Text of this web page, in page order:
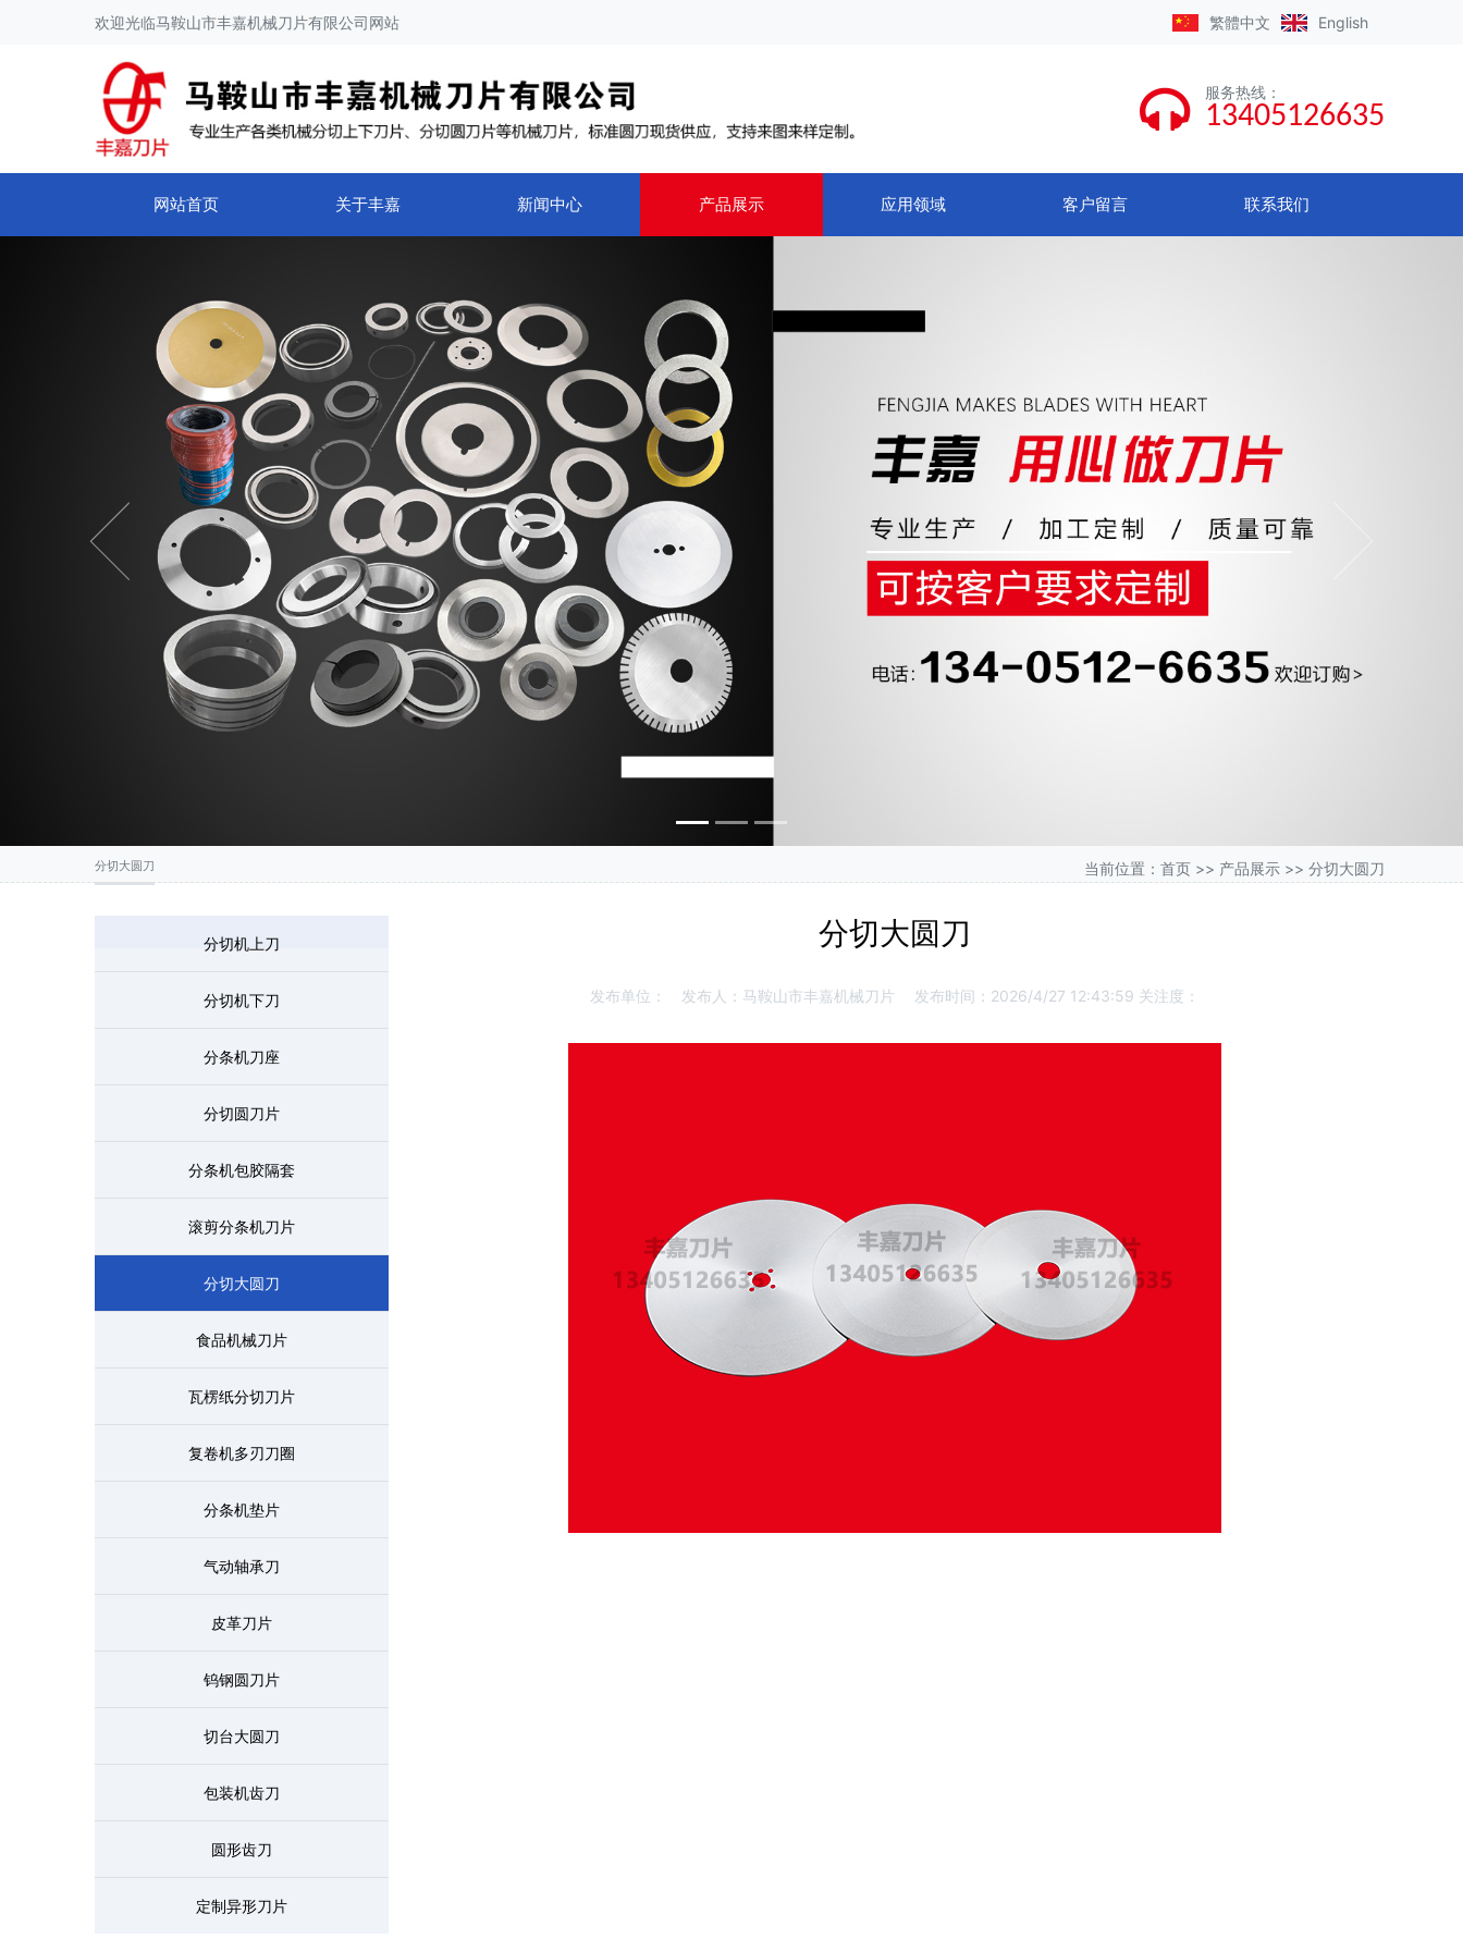
欢迎光临马鞍山市丰嘉机械刀片有限公司网站 繁體中文 English
服务热线 ：
13405126635
网站首页 关于丰嘉 新闻中心 产品展示 应用领域 客户留言 联系我们
Previous
分切大圆刀 当前位置： 首页 >> 产品展示 >> 分切大圆刀
分切机上刀
分切机下刀
分条机刀座
分切圆刀片
分条机包胶隔套
滚剪分条机刀片
分切大圆刀
食品机械刀片
瓦楞纸分切刀片
复卷机多刃刀圈
分条机垫片
气动轴承刀
皮革刀片
钨钢圆刀片
切台大圆刀
包装机齿刀
圆形齿刀
定制异形刀片
分切大圆刀
发布单位： 发布人：马鞍山市丰嘉机械刀片 发布时间：2026/4/27 12:43:59 关注度：